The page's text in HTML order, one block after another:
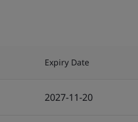
Expiry Date
2027-11-20